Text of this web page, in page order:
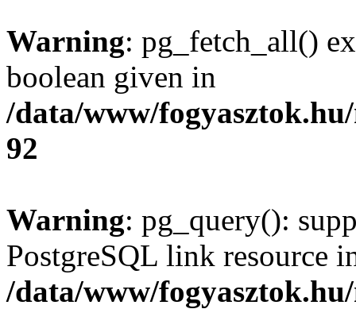
Warning: pg_fetch_all()
boolean given in
/data/www/
92
Warning: pg_query():
PostgreSQL link resource
/data/www/